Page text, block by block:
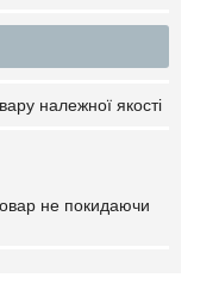
належної якості
не покидаючи